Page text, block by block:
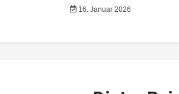
16. Januar 2026